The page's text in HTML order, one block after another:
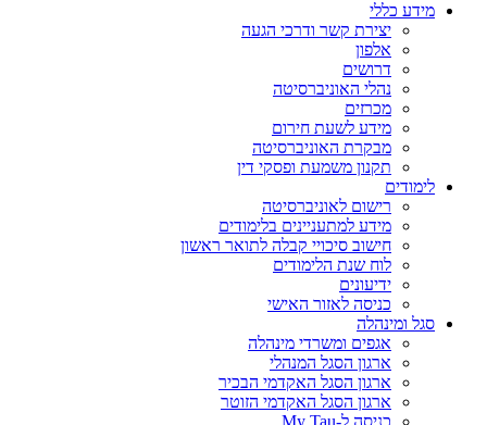
מידע כללי
יצירת קשר ודרכי הגעה
אלפון
דרושים
נהלי האוניברסיטה
מכרזים
מידע לשעת חירום
מבקרת האוניברסיטה
תקנון משמעת ופסקי דין
לימודים
רישום לאוניברסיטה
מידע למתעניינים בלימודים
חישוב סיכויי קבלה לתואר ראשון
לוח שנת הלימודים
ידיעונים
כניסה לאזור האישי
סגל ומינהלה
אגפים ומשרדי מינהלה
ארגון הסגל המנהלי
ארגון הסגל האקדמי הבכיר
ארגון הסגל האקדמי הזוטר
כניסה ל-My Tau